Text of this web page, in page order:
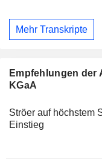
Mehr Transkripte
Empfehlungen der
KGaA
Ströer auf höchstem
Einstieg